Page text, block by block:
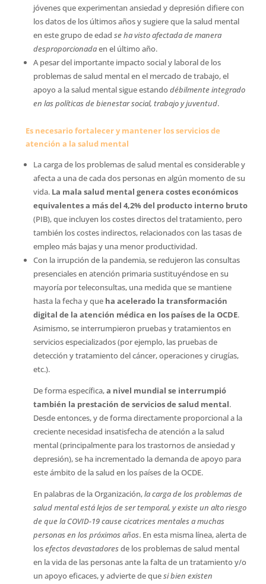
jóvenes que experimentan ansiedad y depresión difiere con
los datos de los últimos años y sugiere que la salud mental
en este grupo de edad se ha visto afectada de manera
desproporcionada en el último año.
A pesar del importante impacto social y laboral de los
problemas de salud mental en el mercado de trabajo, el
apoyo a la salud mental sigue estandodébilmente integrado
en las políticas de bienestar social, trabajo y juventud.
Es necesario fortalecer y mantener los servicios de
atención a la salud mental
La carga de los problemas de salud mental es considerable y
afecta a una de cada dos personas en algún momento de su
vida. La mala salud mental genera costes económicos
equivalentes a más del 4,2% del producto interno bruto
(PIB), que incluyen los costes directos del tratamiento, pero
también los costes indirectos, relacionados con las tasas de
empleo más bajas y una menor productividad.
Con la irrupción de la pandemia, se redujeron las consultas
presenciales en atención primaria sustituyéndose en su
mayoría por teleconsultas, una medida que se mantiene
hasta la fecha y que ha acelerado la transformación
digital de la atención médica en los países de la OCDE.
Asimismo, se interrumpieron pruebas y tratamientos en
servicios especializados (por ejemplo, las pruebas de
detección y tratamiento del cáncer, operaciones y cirugías,
etc.).
De forma específica,a nivel mundial se interrumpió
también la prestación de servicios de salud mental.
Desde entonces, y de forma directamente proporcional a la
creciente necesidad insatisfecha de atención a la salud
mental (principalmente para los trastornos de ansiedad y
depresión), se ha incrementado la demanda de apoyo para
este ámbito de la salud en los países de la OCDE.
En palabras de la Organización,la carga de los problemas de
salud mental está lejos de ser temporal, y existe un alto riesgo
de que la COVID-19 cause cicatrices mentales a muchas
personas en los próximos años. En esta misma línea, alerta de
los efectos devastadoresde los problemas de salud mental
en la vida de las personas ante la falta de un tratamiento y/o
un apoyo eficaces, y advierte de que si bien existen